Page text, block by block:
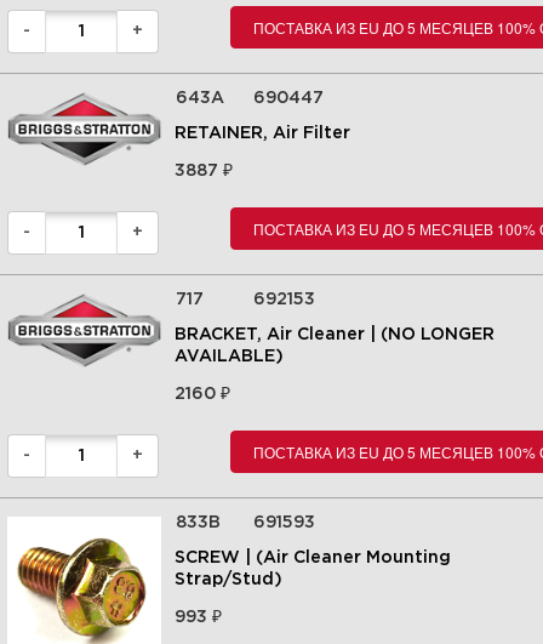
прокладок клапана 295442-
0113-E9
12 Глушитель 295442-0113-E9
- + ПОСТАВКА ИЗ EU ДО 5 МЕСЯЦЕВ
643A 690447
RETAINER, Air Filter
3887₽
- + ПОСТАВКА ИЗ EU ДО 5 МЕСЯЦЕВ
717 692153
BRACKET, Air Cleaner | (NO LONGER
AVAILABLE)
2160₽
- + ПОСТАВКА ИЗ EU ДО 5 МЕСЯЦЕВ
833B 691593
SCREW | (Air Cleaner Mounting
Strap/Stud)
993₽